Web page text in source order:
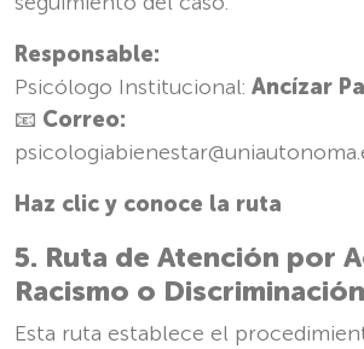
Responsable:
Psicólogo Institucional: Ancízar
📧 Correo:
Haz clic y conoce la ruta
5. Ruta de Atención por
Racismo o Discriminación
Esta ruta establece el